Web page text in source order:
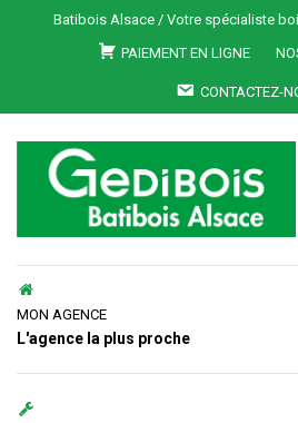
Batibois Alsace / Votre spécialiste
PAIEMENT EN LIGNE
CONTACTEZ-
MON AGENCE
L'agence la plus proche